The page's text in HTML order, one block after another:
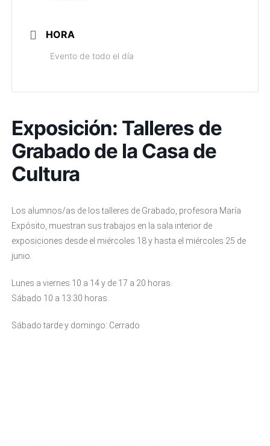
HORA
Evento de todo el día
Exposición: Talleres de
Grabado de la Casa de
Cultura
Los alumnos/as de los talleres de Grabado, profesora María
Expósito, muestran sus trabajos en la sala interior de
exposiciones desde el miércoles 18 y hasta el miércoles 25 de
junio.
Lunes a viernes 10 a 14 y de 17 a 20 horas.
Sábado 10 a 13:30 horas.
Sábado tarde y domingo: Cerrado